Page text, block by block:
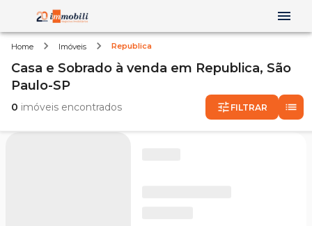
Home Imóveis Republica
Casa e Sobrado à venda em Republica, São
Paulo-SP
0 imóveis encontrados FILTRAR